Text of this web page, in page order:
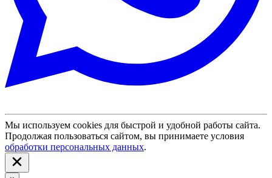
Мы используем cookies для быстрой и удобной работы сайта.
Продолжая пользоваться сайтом, вы принимаете условия
обработки персональных данных.